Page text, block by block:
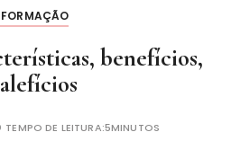
benefícios,
TEMPO DE LEITURA:5MINUTOS